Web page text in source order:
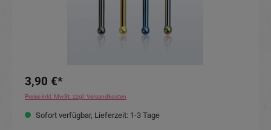
3,90 €*
Preise inkl. MwSt. zzgl. Versandkosten
Sofort verfügbar, Lieferzeit: 1-3 Tage